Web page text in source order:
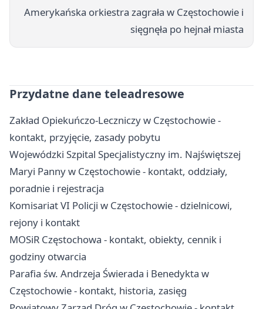
Amerykańska orkiestra zagrała w Częstochowie i
sięgnęła po hejnał miasta
Przydatne dane teleadresowe
Zakład Opiekuńczo-Leczniczy w Częstochowie -
kontakt, przyjęcie, zasady pobytu
Wojewódzki Szpital Specjalistyczny im. Najświętszej
Maryi Panny w Częstochowie - kontakt, oddziały,
poradnie i rejestracja
Komisariat VI Policji w Częstochowie - dzielnicowi,
rejony i kontakt
MOSiR Częstochowa - kontakt, obiekty, cennik i
godziny otwarcia
Parafia św. Andrzeja Świerada i Benedykta w
Częstochowie - kontakt, historia, zasięg